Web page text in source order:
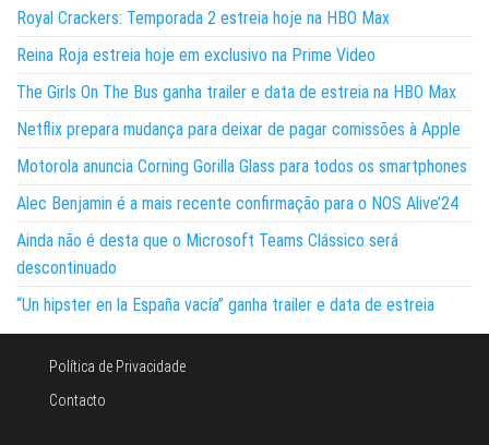
Royal Crackers: Temporada 2 estreia hoje na HBO Max
Reina Roja estreia hoje em exclusivo na Prime Video
The Girls On The Bus ganha trailer e data de estreia na HBO Max
Netflix prepara mudança para deixar de pagar comissões à Apple
Motorola anuncia Corning Gorilla Glass para todos os smartphones
Alec Benjamin é a mais recente confirmação para o NOS Alive’24
Ainda não é desta que o Microsoft Teams Clássico será
descontinuado
“Un hipster en la España vacía” ganha trailer e data de estreia
Política de Privacidade
Contacto